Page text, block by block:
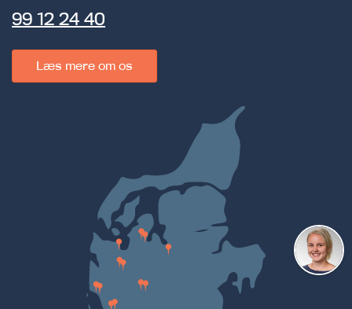
99 12 24 40
Læs mere om os